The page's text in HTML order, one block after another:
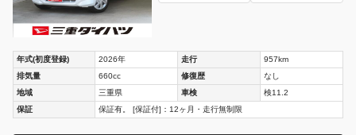
年式(初度登録) 2026年 走行
957km
排気量
660cc 修復歴
なし
地域
三重県 車検
検11.2
保証
保証有。 [保証付]：12ヶ月・走行無制限